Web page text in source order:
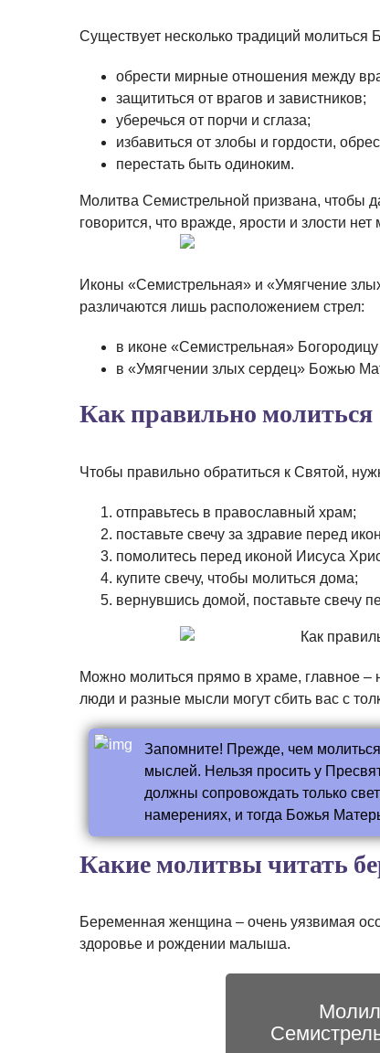
Существует несколько традиций
обрести мирные отношения между
защититься от врагов и завистников;
уберечься от порчи и сглаза;
избавиться от злобы и гордости,
перестать быть одиноким.
Молитва Семистрельной призвана, чтобы
говорится, что вражде, ярости и злости нет
Иконы «Семистрельная» и «Умягчение
различаются лишь расположением стрел:
в иконе «Семистрельная»
в «Умягчении злых сердец» Божью
Как правильно молиться
Чтобы правильно обратиться к Святой,
отправьтесь в православный храм;
поставьте свечу за здравие перед
помолитесь перед иконой Иисуса
купите свечу, чтобы молиться дома;
вернувшись домой, поставьте свечу
Можно молиться прямо в храме, главное –
люди и разные мысли могут сбить вас с
Запомните! Прежде, чем
мыслей. Нельзя просить у
должны сопровождать только
намерениях, и тогда Божья
Какие молитвы читать
Беременная женщина – очень уязвимая
здоровье и рождении малыша.